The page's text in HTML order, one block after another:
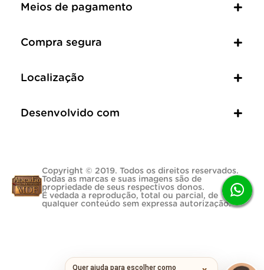
Meios de pagamento
Compra segura
Localização
Desenvolvido com
Copyright © 2019. Todos os direitos reservados.
Todas as marcas e suas imagens são de
propriedade de seus respectivos donos.
É vedada a reprodução, total ou parcial, de
qualquer conteúdo sem expressa autorização.